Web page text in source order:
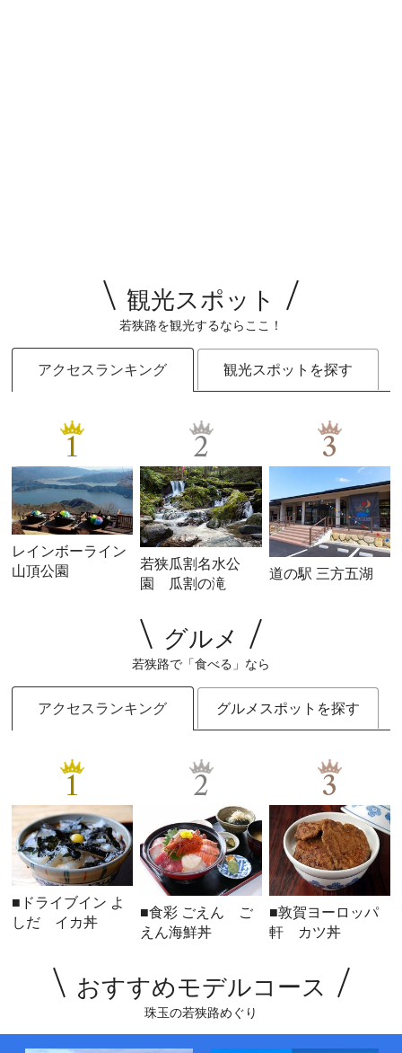
観光スポット
若狭路を観光するならここ！
アクセスランキング 観光スポットを探す
1
レインボーライン
山頂公園
2
若狭瓜割名水公
園 瓜割の滝
3
道の駅 三方五湖
グルメ
若狭路で「食べる」なら
アクセスランキング グルメスポットを探す
1
■ドライブイン よ
しだ イカ丼
2
■食彩 ごえん ご
えん海鮮丼
3
■敦賀ヨーロッパ
軒 カツ丼
おすすめモデルコース
珠玉の若狭路めぐり